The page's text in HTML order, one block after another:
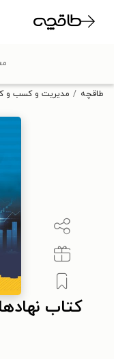
طاقچه مدیریت و کسب و
کتاب